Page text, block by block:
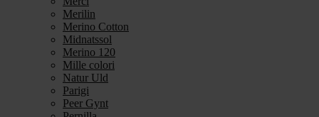
Merilin
Merino Cotton
Midnatssol
Merino 120
Mille colori
Natur Uld
Parigi
Peer Gynt